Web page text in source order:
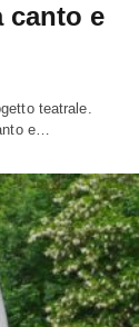
canto e
teatrale.
e…